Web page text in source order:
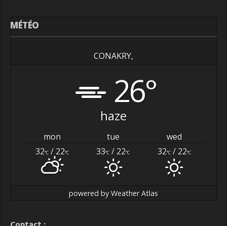
MÉTÉO
CONAKRY,
26°
haze
mon tue
wed
32°C / 22°C 33°C / 22°C 32°C/ 22°C
powered byWeather Atlas